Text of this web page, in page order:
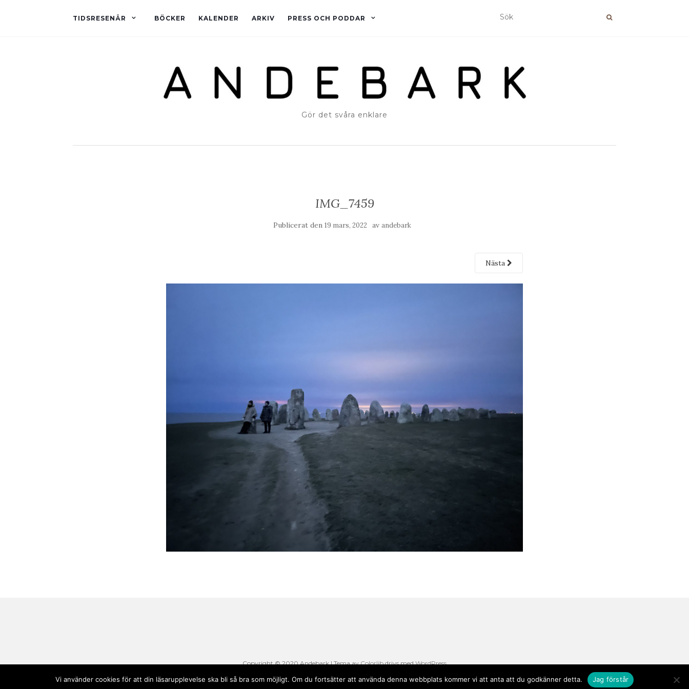
TIDSRESENÄR BÖCKER KALENDER ARKIV PRESS OCH PODDAR
Gör det svåra enklare
IMG_7459
Publicerat den 19 mars, 2022 av andebark
Nästa
Copyright © 2020 Andebark | Tema avColorlibdrivs medWordPress
Vi använder cookies för att din läsarupplevelse ska bli så bra som möjligt. Om du fortsätter att använda denna webbplats kommer vi att anta att du godkänner detta. Jag förstår